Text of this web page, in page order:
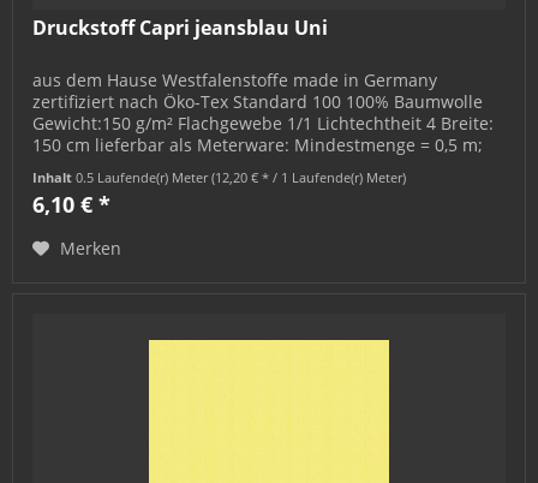
Druckstoff Capri jeansblau Uni
aus dem Hause Westfalenstoffe made in Germany
zertifiziert nach Öko-Tex Standard 100 100% Baumwolle
Gewicht:150 g/m² Flachgewebe 1/1 Lichtechtheit 4 Breite:
150 cm lieferbar als Meterware: Mindestmenge = 0,5 m;
Inhalt0.5 Laufende(r) Meter(12,20 € * / 1 Laufende(r) Meter)
6,10 € *
Merken